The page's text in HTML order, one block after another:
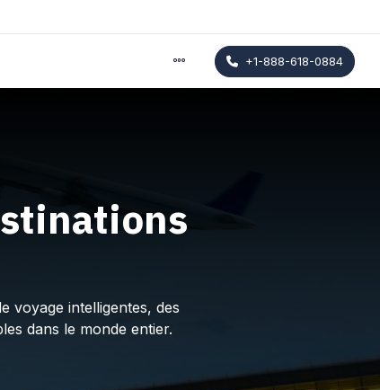
+1-888-618-0884
voyage intelligentes, des
dans le monde entier.